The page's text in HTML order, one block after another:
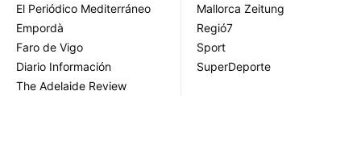
El Periódico Mediterráneo
Empordà
Faro de Vigo
Diario Información
The Adelaide Review
Mallorca Zeitung
Regió7
Sport
SuperDeporte